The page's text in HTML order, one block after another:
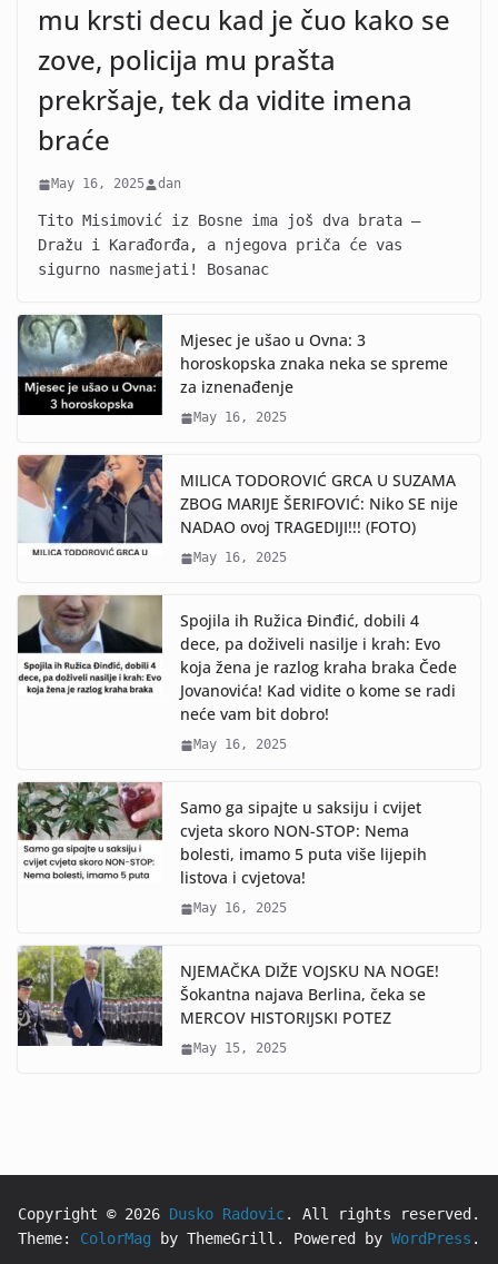
mu krsti decu kad je čuo kako se
zove, policija mu prašta
prekršaje, tek da vidite imena
braće
May 16, 2025 dan
Tito Misimović iz Bosne ima još dva brata –
Dražu i Karađorđa, a njegova priča će vas
sigurno nasmejati! Bosanac
Mjesec je ušao u Ovna: 3
horoskopska znaka neka se spreme
za iznenađenje
May 16, 2025
MILICA TODOROVIĆ GRCA U SUZAMA
ZBOG MARIJE ŠERIFOVIĆ: Niko SE nije
NADAO ovoj TRAGEDIJI!!! (FOTO)
May 16, 2025
Spojila ih Ružica Đinđić, dobili 4
dece, pa doživeli nasilje i krah: Evo
koja žena je razlog kraha braka Čede
Jovanovića! Kad vidite o kome se radi
neće vam bit dobro!
May 16, 2025
Samo ga sipajte u saksiju i cvijet
cvjeta skoro NON-STOP: Nema
bolesti, imamo 5 puta više lijepih
listova i cvjetova!
May 16, 2025
NJEMAČKA DIŽE VOJSKU NA NOGE!
Šokantna najava Berlina, čeka se
MERCOV HISTORIJSKI POTEZ
May 15, 2025
Copyright © 2026 Dusko Radovic. All rights reserved.
Theme: ColorMag by ThemeGrill. Powered by WordPress .